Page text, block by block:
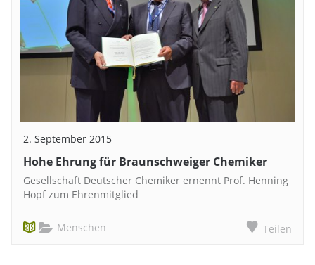
2. September 2015
Hohe Ehrung für Braunschweiger Chemiker
Gesellschaft Deutscher Chemiker ernennt Prof. Henning
Hopf zum Ehrenmitglied
Menschen Teilen